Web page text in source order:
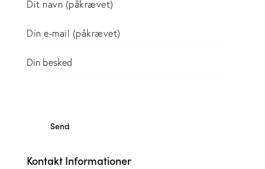
Kontakt Informationer